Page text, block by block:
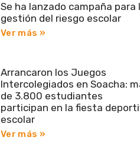
Se ha lanzado campaña para
gestión del riesgo escolar
Ver más »
Arrancaron los Juegos
Intercolegiados en Soacha:
de 3.800 estudiantes
participan en la fiesta
escolar
Ver más »